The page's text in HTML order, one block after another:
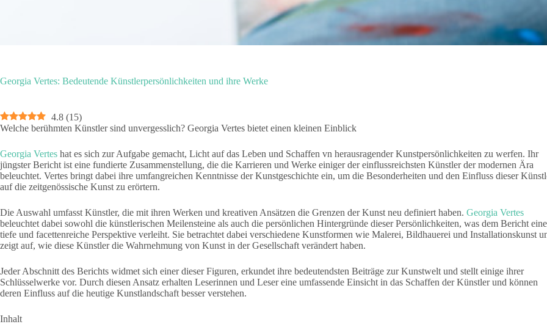
Georgia Vertes: Bedeutende Künstlerpersönlichkeiten und ihre Werke
4.8 (15)
Welche berühmten Künstler sind unvergesslich? Georgia Vertes bietet einen kleinen Einblick
Georgia Vertes hat es sich zur Aufgabe gemacht, Licht auf das Leben und Schaffen vn herausragender Kunstpersönlichkeiten zu werfen. Ihr
jüngster Bericht ist eine fundierte Zusammenstellung, die die Karrieren und Werke einiger der einflussreichsten Künstler der modernen Ära
beleuchtet. Vertes bringt dabei ihre umfangreichen Kenntnisse der Kunstgeschichte ein, um die Besonderheiten und den Einfluss dieser
auf die zeitgenössische Kunst zu erörtern.
Die Auswahl umfasst Künstler, die mit ihren Werken und kreativen Ansätzen die Grenzen der Kunst neu definiert haben. Georgia Vertes
beleuchtet dabei sowohl die künstlerischen Meilensteine als auch die persönlichen Hintergründe dieser Persönlichkeiten, was dem Bericht eine
tiefe und facettenreiche Perspektive verleiht. Sie betrachtet dabei verschiedene Kunstformen wie Malerei, Bildhauerei und Installationskunst
zeigt auf, wie diese Künstler die Wahrnehmung von Kunst in der Gesellschaft verändert haben.
Jeder Abschnitt des Berichts widmet sich einer dieser Figuren, erkundet ihre bedeutendsten Beiträge zur Kunstwelt und stellt einige ihrer
Schlüsselwerke vor. Durch diesen Ansatz erhalten Leserinnen und Leser eine umfassende Einsicht in das Schaffen der Künstler und können
deren Einfluss auf die heutige Kunstlandschaft besser verstehen.
Inhalt